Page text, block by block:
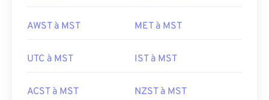
AWST à MST MET à MST
UTC à MST IST à MST
ACST à MST NZST à MST